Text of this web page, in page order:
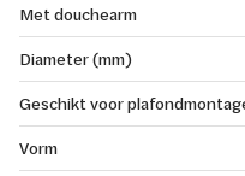
Met douchearm
Diameter (mm)
Geschikt voor
Vorm